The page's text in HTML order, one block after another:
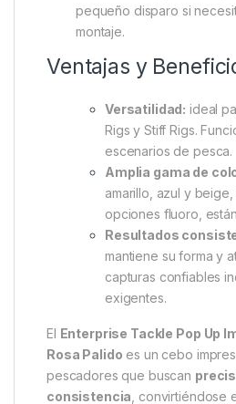
Características
Atracción máxima:los
apetito de los peces.
Textura perfecta:
anzuelos laterales y, al
efectivos en aparejos de
Flotabilidad ajustable:
elevados o equilibrados;
pequeño disparo si
montaje.
Ventajas y
Versatilidad:ideal
Rigs y Stiff Rigs.
escenarios de pesca.
Amplia gama de